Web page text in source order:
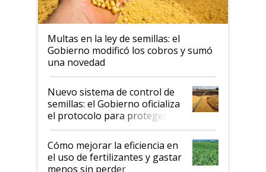
Multas en la ley de semillas: el
Gobierno modificó los cobros y sumó
una novedad
Nuevo sistema de control de
semillas: el Gobierno oficializa
el protocolo para proteger la
propiedad intelectual
Cómo mejorar la eficiencia en
el uso de fertilizantes y gastar
menos sin perder